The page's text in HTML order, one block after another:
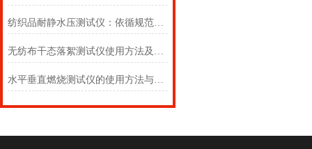
纺织品耐静水压测试仪：依循规范，精准测防渗
无纺布干态落絮测试仪使用方法及注意事项详解
水平垂直燃烧测试仪的使用方法与注意事项